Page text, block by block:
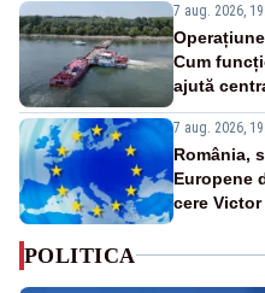
7 aug. 2026,
Cum
ajută
7 aug. 2026,
România,
Europene
cere
POLITICA